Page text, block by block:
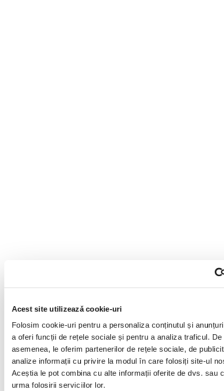
Acest site utilizează cookie-uri
Folosim cookie-uri pentru a personaliza conținutul și
a oferi funcții de rețele sociale și pentru a analiza traficul. De
asemenea, le oferim partenerilor de rețele sociale, de
analize informații cu privire la modul în care folosiți site-ul
Aceștia le pot combina cu alte informații oferite de dvs. sau
urma folosirii serviciilor lor.